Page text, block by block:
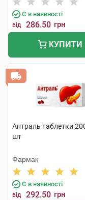
Є в наявності
від 286.50 грн
КУПИТИ
Антраль таблетки
шт
Фармак
Є в наявності
від 292.50 грн